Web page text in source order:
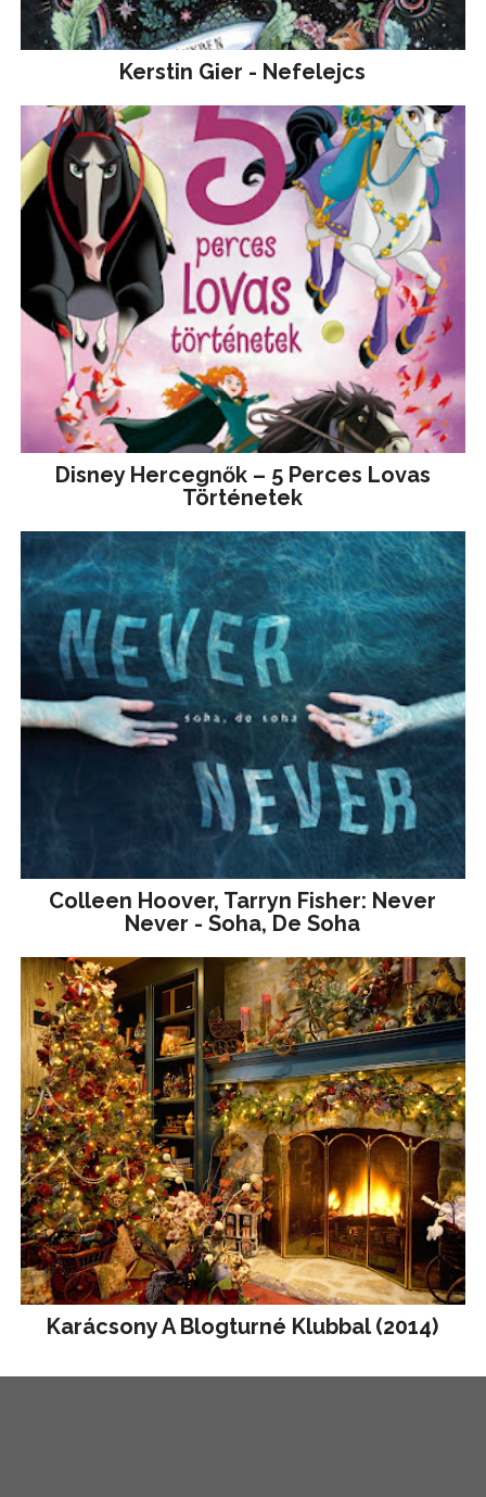
Kerstin Gier - Nefelejcs
Disney ​Hercegnők – 5 Perces Lovas
Történetek
Colleen Hoover, Tarryn Fisher: Never
Never - Soha, De Soha
Karácsony A Blogturné Klubbal (2014)